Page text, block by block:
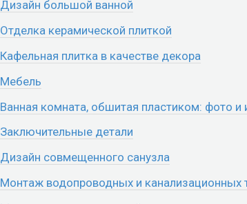
Дизайн большой ванной
Отделка керамической плиткой
Кафельная плитка в качестве декора
Мебель
Ванная комната, обшитая пластиком: фото и
Заключительные детали
Дизайн совмещенного санузла
Монтаж водопроводных и канализационных